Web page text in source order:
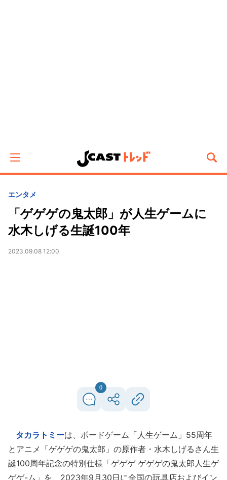
エンタメ
「ゲゲゲの鬼太郎」が人生ゲームに
水木しげる生誕100年
2023.09.08 12:00
0
タカラトミーは、ボードゲーム「人生ゲーム」55周年
とアニメ「ゲゲゲの鬼太郎」の原作者・水木しげるさん生
誕100周年記念の特別仕様「ゲゲゲ ゲゲゲの鬼太郎人生ゲ
ゲゲ-ム」を、2023年9月30日に全国の玩具店およびイン